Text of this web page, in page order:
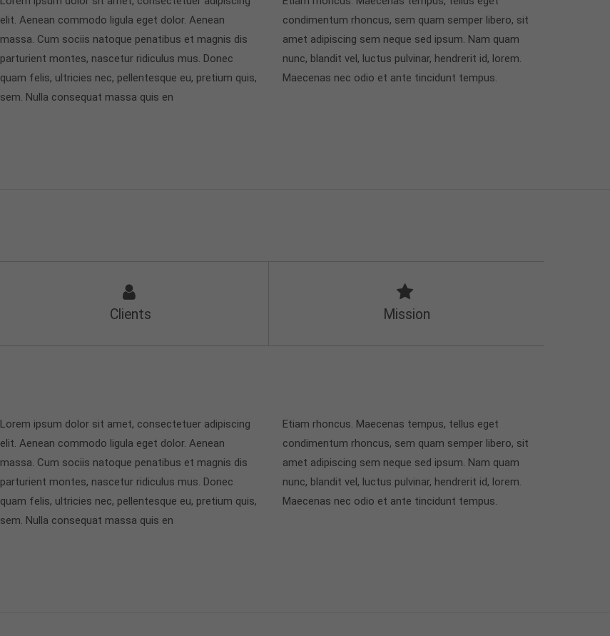
elit. Aenean commodo ligula eget dolor. Aenean
massa. Cum sociis natoque penatibus et magnis dis
parturient montes, nascetur ridiculus mus. Donec
quam felis, ultricies nec, pellentesque eu, pretium quis,
sem. Nulla consequat massa quis en
condimentum rhoncus, sem quam semper libero, sit
amet adipiscing sem neque sed ipsum. Nam quam
nunc, blandit vel, luctus pulvinar, hendrerit id, lorem.
Maecenas nec odio et ante tincidunt tempus.
Clients Mission
Lorem ipsum dolor sit amet, consectetuer adipiscing
elit. Aenean commodo ligula eget dolor. Aenean
massa. Cum sociis natoque penatibus et magnis dis
parturient montes, nascetur ridiculus mus. Donec
quam felis, ultricies nec, pellentesque eu, pretium quis,
sem. Nulla consequat massa quis en
Etiam rhoncus. Maecenas tempus, tellus eget
condimentum rhoncus, sem quam semper libero, sit
amet adipiscing sem neque sed ipsum. Nam quam
nunc, blandit vel, luctus pulvinar, hendrerit id, lorem.
Maecenas nec odio et ante tincidunt tempus.